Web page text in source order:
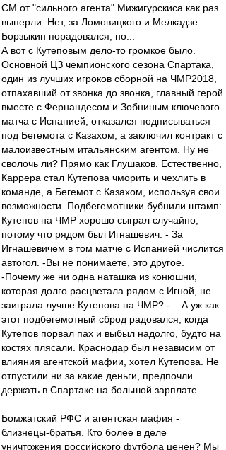
СМ от "сильного агента" Мижигурскиса как раз
выперли. Нет, за Ломовицкого и Мелкадзе
Борзыкин порадовался, но...
А вот с Кутеповым дело-то громкое было.
Основной ЦЗ чемпионского сезона Спартака,
один из лучших игроков сборной на ЧМР2018,
отпахавший от звонка до звонка, главный герой
вместе с Фернандесом и Зобниным ключевого
матча с Испанией, отказался подписываться
под Бегемота с Казахом, а заключил контракт с
малоизвестным итальянским агентом. Ну не
сволочь ли? Прямо как Глушаков. Естественно,
Каррера стал Кутепова чморить и чехлить в
команде, а Бегемот с Казахом, используя свои
возможности. Подбегемотники бубнили штамп:
Кутепов на ЧМР хорошо сыграл случайно,
потому что рядом был Игнашевич. - За
Игнашевичем в том матче с Испанией числится
автогол. -Вы не понимаете, это другое.
-Почему же ни одна наташка из конюшни,
которая долго расцветала рядом с Игной, не
заиграла лучше Кутепова на ЧМР? -... А уж как
этот подбегемотный сброд радовался, когда
Кутепов порвал пах и выбыл надолго, будто на
костях плясали. Краснодар был независим от
влияния агентской мафии, хотел Кутепова. Не
отпустили ни за какие деньги, предпочли
держать в Спартаке на большой зарплате.
Бомжатский РФС и агентская мафия -
близнецы-братья. Кто более в деле
уничтожения российского футбола ценен? Мы